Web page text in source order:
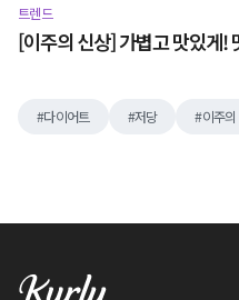
트렌드
[이주의 신상] 가볍고 맛있게!
다이어트 저당 이주